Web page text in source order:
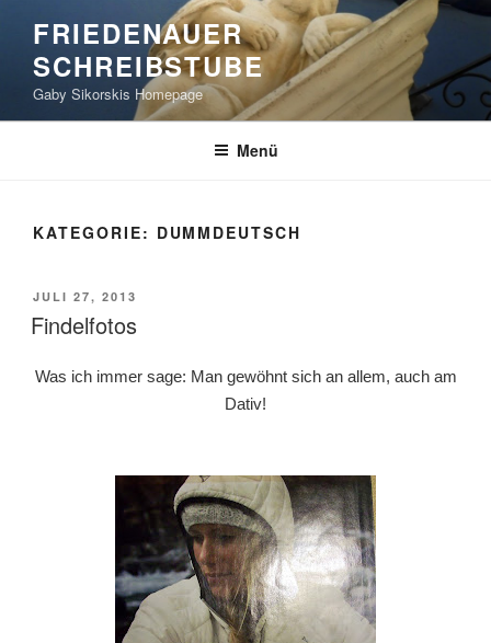
springen
FRIEDENAUER
SCHREIBSTUBE
Gaby Sikorskis Homepage
Menü
KATEGORIE: DUMMDEUTSCH
VERÖFFENTLICHT
AM
JULI 27, 2013
Findelfotos
Was ich immer sage: Man gewöhnt sich an allem, auch am
Dativ!